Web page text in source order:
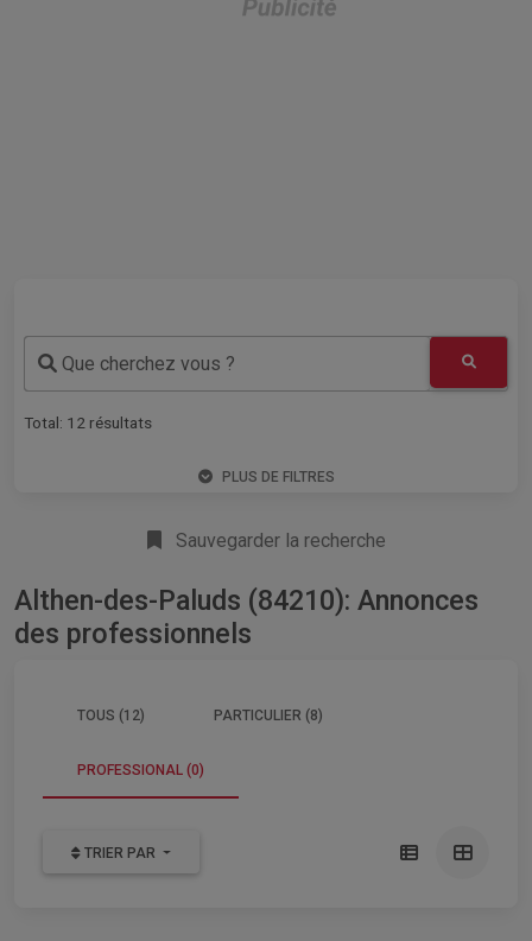
Que cherchez vous ?
Total: 12 résultats
PLUS DE FILTRES
Sauvegarder la recherche
Althen-des-Paluds (84210): Annonces
des professionnels
TOUS (12) PARTICULIER (8)
PROFESSIONAL (0)
TRIER PAR